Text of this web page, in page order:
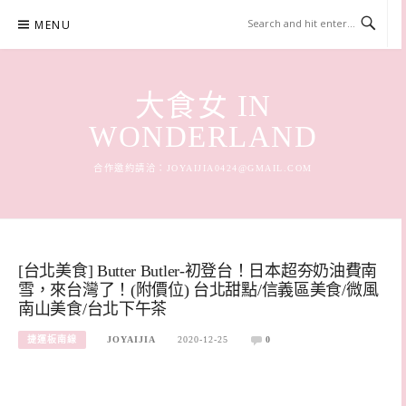
content
MENU
大食女 IN
WONDERLAND
合作邀約請洽： JOYAIJIA0424@GMAIL.COM
[台北美食] Butter Butler-初登台！日本超夯奶油費南
雪，來台灣了！(附價位) 台北甜點/信義區美食/微風
南山美食/台北下午茶
捷運板南線 JOYAIJIA 2020-12-25 0